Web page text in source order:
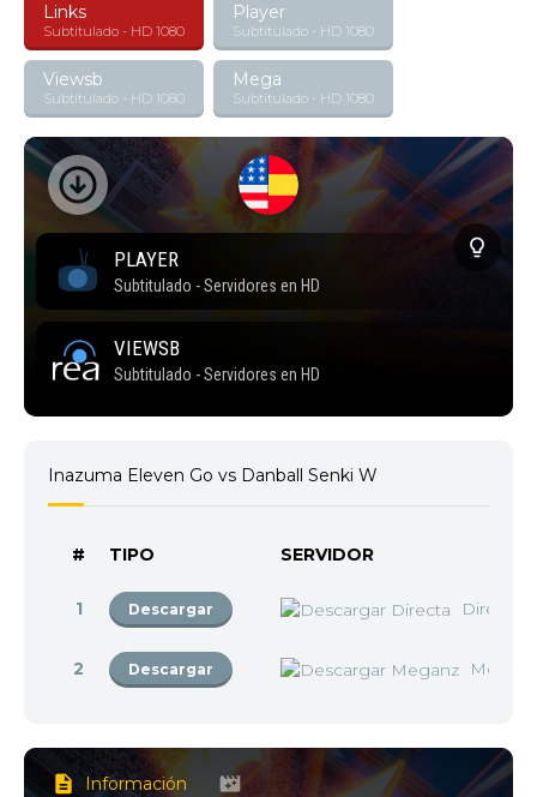
Links
Subtitulado - HD 1080
Player
Subtitulado - HD 1080
Viewsb
Subtitulado - HD 1080
Mega
Subtitulado - HD 1080
Inazuma Eleven Go vs Danball Senki W
# TIPO SERVIDOR
1 Descargar Directa
2 Descargar Meganz
Información